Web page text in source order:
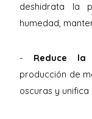
deshidrata la
humedad,
- Reduce la
producción de
oscuras y